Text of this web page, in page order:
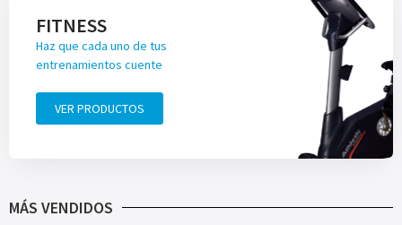
FITNESS
Haz que cada uno de tus
entrenamientos cuente
VER PRODUCTOS
MÁS VENDIDOS